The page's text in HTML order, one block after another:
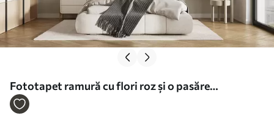
Fototapet ramură cu flori roz și o pasăre
strălucitoare pe un fundal roz Nr. w00693v1